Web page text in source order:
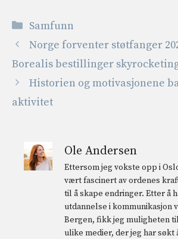
Kategorier
Samfunn
Norge forventer støtfanger
Borealis bestillinger
Historien og motivasjonene
aktivitet
Ole Andersen
Ettersom jeg vokste opp i
vært fascinert av ordenes
til å skape endringer. Etter å
utdannelse i kommunikasjon
Bergen, fikk jeg muligheten
ulike medier, der jeg har søkt